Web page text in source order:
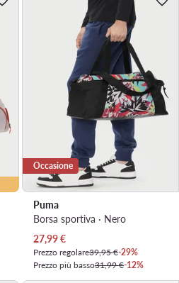
Occasione
Puma
Borsa sportiva · Nero
Prezzo attuale
27,99€
Prezzo regolare39,95 €-29%
Prezzo più basso31,99 €-12%